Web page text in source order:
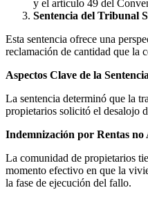
y el artículo 49 del
Sentencia del Tribunal
Esta sentencia ofrece una
reclamación de cantidad que la
Aspectos Clave de la Sentencia
La sentencia determinó que la
propietarios solicitó el desalojo
Indemnización por Rentas no
La comunidad de propietarios
momento efectivo en que la
la fase de ejecución del fallo.